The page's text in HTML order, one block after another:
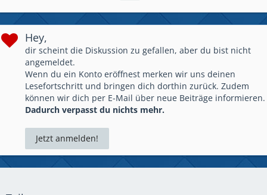
Hey,
dir scheint die Diskussion zu gefallen, aber du bist nicht
angemeldet.
Wenn du ein Konto eröffnest merken wir uns deinen
Lesefortschritt und bringen dich dorthin zurück. Zudem
können wir dich per E-Mail über neue Beiträge informieren.
Dadurch verpasst du nichts mehr.
Jetzt anmelden!